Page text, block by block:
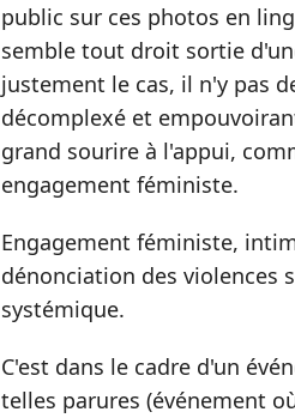
public sur ces photos en
semble tout droit sortie
justement le cas, il n'y pas
décomplexé et
grand sourire à l'appui,
engagement féministe.
Engagement féministe,
dénonciation des violences
systémique.
C'est dans le cadre d'un
telles parures (événement